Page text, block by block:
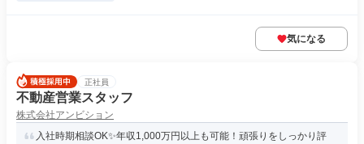
気になる
正社員
不動産営業スタッフ
株式会社アンビション
入社時期相談OK✨年収1,000万円以上も可能！頑張りをしっかり評